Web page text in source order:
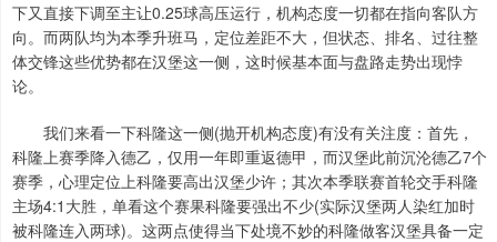
下又直接下调至主让0.25球高压运行，机构态度一切都在指向客队方
向。而两队均为本季升班马，定位差距不大，但状态、排名、过往整
体交锋这些优势都在汉堡这一侧，这时候基本面与盘路走势出现悖
论。
我们来看一下科隆这一侧(抛开机构态度)有没有关注度：首先，
科隆上赛季降入德乙，仅用一年即重返德甲，而汉堡此前沉沦德乙7个
赛季，心理定位上科隆要高出汉堡少许；其次本季联赛首轮交手科隆
主场4:1大胜，单看这个赛果科隆要强出不少(实际汉堡两人染红加时
被科隆连入两球)。这两点使得当下处境不妙的科隆做客汉堡具备一定